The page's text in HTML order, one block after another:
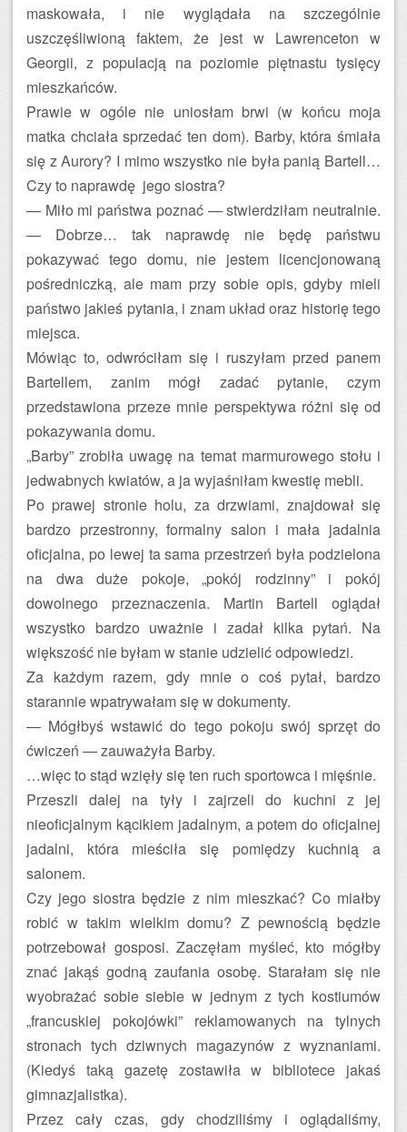
maskowała, i nie wyglądała na szczególnie
uszczęśliwioną faktem, że jest w Lawrenceton w
Georgii, z populacją na poziomie piętnastu tysięcy
mieszkańców.
Prawie w ogóle nie uniosłam brwi (w końcu moja
matka chciała sprzedać ten dom). Barby, która śmiała
się z Aurory? I mimo wszystko nie była panią Bartell…
Czy to naprawdę jego siostra?
— Miło mi państwa poznać — stwierdziłam neutralnie.
— Dobrze… tak naprawdę nie będę państwu
pokazywać tego domu, nie jestem licencjonowaną
pośredniczką, ale mam przy sobie opis, gdyby mieli
państwo jakieś pytania, i znam układ oraz historię tego
miejsca.
Mówiąc to, odwróciłam się i ruszyłam przed panem
Bartellem, zanim mógł zadać pytanie, czym
przedstawiona przeze mnie perspektywa różni się od
pokazywania domu.
„Barby” zrobiła uwagę na temat marmurowego stołu i
jedwabnych kwiatów, a ja wyjaśniłam kwestię mebli.
Po prawej stronie holu, za drzwiami, znajdował się
bardzo przestronny, formalny salon i mała jadalnia
oficjalna, po lewej ta sama przestrzeń była podzielona
na dwa duże pokoje, „pokój rodzinny” i pokój
dowolnego przeznaczenia. Martin Bartell oglądał
wszystko bardzo uważnie i zadał kilka pytań. Na
większość nie byłam w stanie udzielić odpowiedzi.
Za każdym razem, gdy mnie o coś pytał, bardzo
starannie wpatrywałam się w dokumenty.
— Mógłbyś wstawić do tego pokoju swój sprzęt do
ćwiczeń — zauważyła Barby.
…więc to stąd wzięły się ten ruch sportowca i mięśnie.
Przeszli dalej na tyły i zajrzeli do kuchni z jej
nieoficjalnym kącikiem jadalnym, a potem do oficjalnej
jadalni, która mieściła się pomiędzy kuchnią a
salonem.
Czy jego siostra będzie z nim mieszkać? Co miałby
robić w takim wielkim domu? Z pewnością będzie
potrzebował gosposi. Zaczęłam myśleć, kto mógłby
znać jakąś godną zaufania osobę. Starałam się nie
wyobrażać sobie siebie w jednym z tych kostiumów
„francuskiej pokojówki” reklamowanych na tylnych
stronach tych dziwnych magazynów z wyznaniami.
(Kiedyś taką gazetę zostawiła w bibliotece jakaś
gimnazjalistka).
Przez cały czas, gdy chodziliśmy i oglądaliśmy,